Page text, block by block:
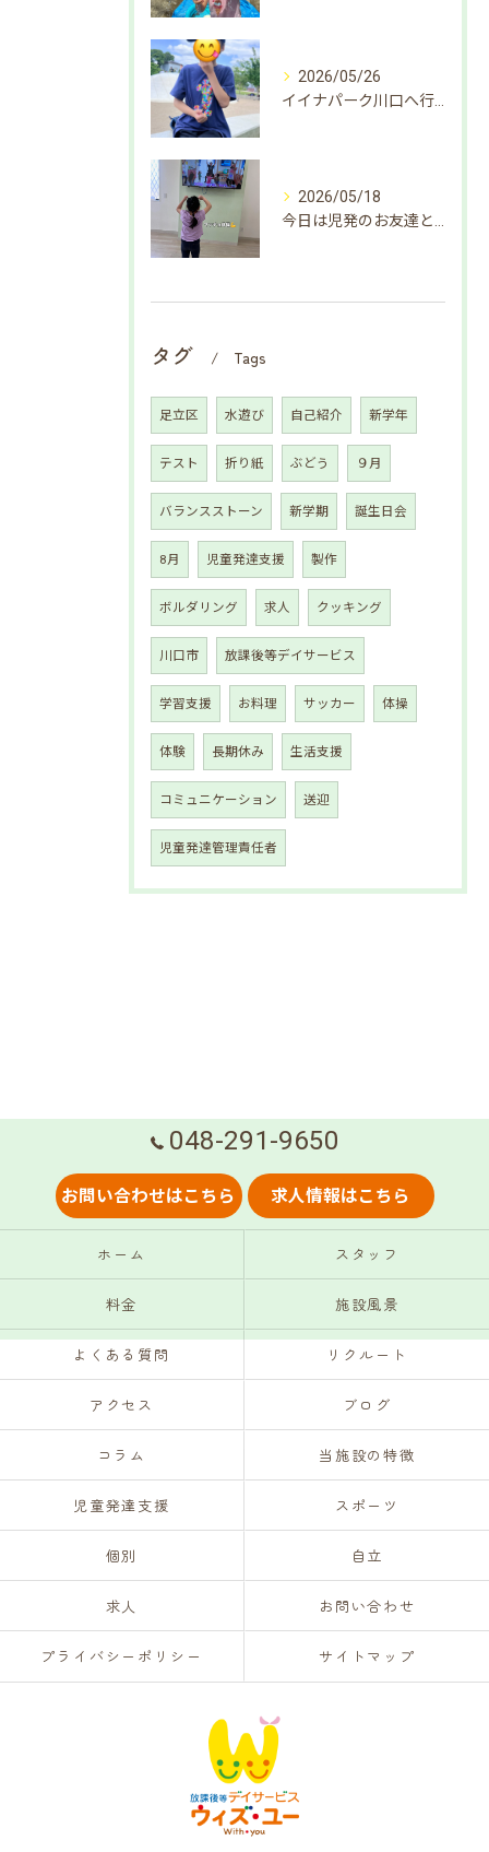
2026/05/26
2026/05/18
タグ Tags
足立区 水遊び 自己紹介 新学年
テスト 折り紙 ぶどう ９月
バランスストーン 新学期 誕生日会
8月 児童発達支援 製作
ボルダリング 求人 クッキング
川口市 放課後等デイサービス
学習支援 お料理 サッカー 体操
体験 長期休み 生活支援
コミュニケーション 送迎
児童発達管理責任者
048-291-9650
お問い合わせはこちら 求人情報はこちら
ホーム スタッフ
料金 施設風景
よくある質問 リクルート
アクセス ブログ
コラム 当施設の特徴
児童発達支援 スポーツ
個別 自立
求人 お問い合わせ
プライバシーポリシー サイトマップ